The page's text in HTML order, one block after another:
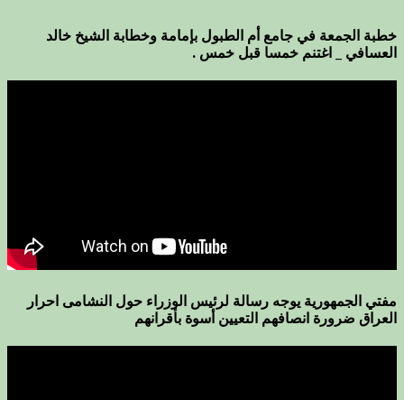
خطبة الجمعة في جامع أم الطبول بإمامة وخطابة الشيخ خالد
العسافي _ اغتنم خمسا قبل خمس .
مفتي الجمهورية يوجه رسالة لرئيس الوزراء حول النشامى احرار
العراق ضرورة انصافهم التعيين أسوة بأقرانهم